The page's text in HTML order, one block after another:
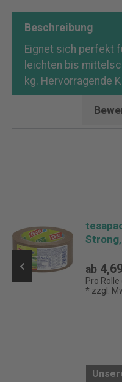
Beschreibung
Eignet sich perfekt
leichten bis
kg. Hervorragende
ab
Pro
* zzgl.